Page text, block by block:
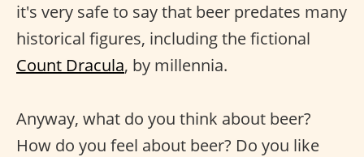
it's very safe to say that beer predates many
historical figures, including the fictional
Count Dracula, by millennia.
Anyway, what do you think about beer?
How do you feel about beer? Do you like